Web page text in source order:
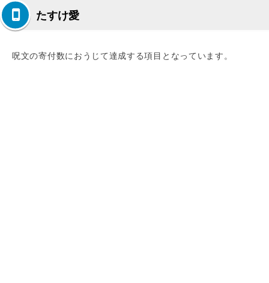
たすけ愛
呪文の寄付数におうじて達成する項目となっています。